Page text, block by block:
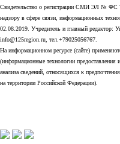
Свидетельство о регистрации СМИ ЭЛ № ФС
надзору в сфере связи, информационных
02.08.2019. Учредитель и главный редактор:
info@125region.ru, тел.+79025056767.
На информационном ресурсе (сайте)
(информационные технологии предоставления
анализа сведений, относящихся к
на территории Российской Федерации).